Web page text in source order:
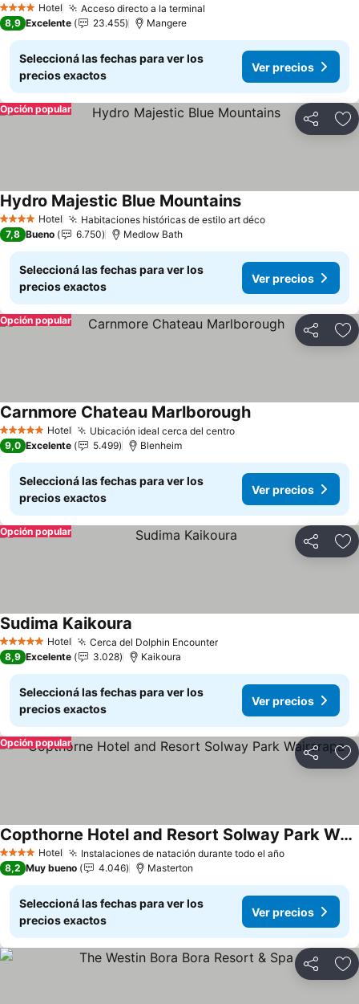
4 EstrellasHotel Acceso directo a la terminal
8,9 Excelente 23.455 Mangere
Seleccioná las fechas para ver los
precios exactos
Ver precios
Compartir
Opción popular
4 EstrellasHotel Habitaciones históricas de estilo art décoVer precios
Hydro Majestic Blue MountainsVer precios
7,8 Bueno 6.750 Medlow Bath
Seleccioná las fechas para ver los
precios exactos
Ver precios
Compartir
Opción popular
5 Estrellas Hotel Ubicación ideal cerca del centroVer precios
Carnmore Chateau MarlboroughVer precios
9,0 Excelente 5.499 Blenheim
Seleccioná las fechas para ver los
precios exactos
Ver precios
Compartir
Opción popular
5 Estrellas Hotel Cerca del Dolphin EncounterVer precios
Sudima Kaikoura
8,9 Excelente 3.028 Kaikoura
Seleccioná las fechas para ver los
precios exactos
Ver precios
Compartir
Opción popular
4 EstrellasHotel Instalaciones de natación durante todo el añoVer precios
Copthorne Hotel and Resort Solway Park Wairarapa
Ver precios
8,2 Muy bueno 4.046 Masterton
Seleccioná las fechas para ver los
precios exactos
Ver precios
Compartir